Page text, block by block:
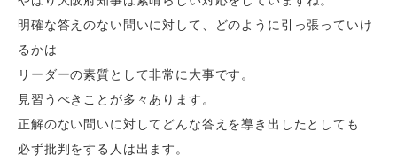
明確な答えのない問いに対して、どのように引っ張っていけ
るかは
リーダーの素質として非常に大事です。
見習うべきことが多々あります。
正解のない問いに対してどんな答えを導き出したとしても
必ず批判をする人は出ます。